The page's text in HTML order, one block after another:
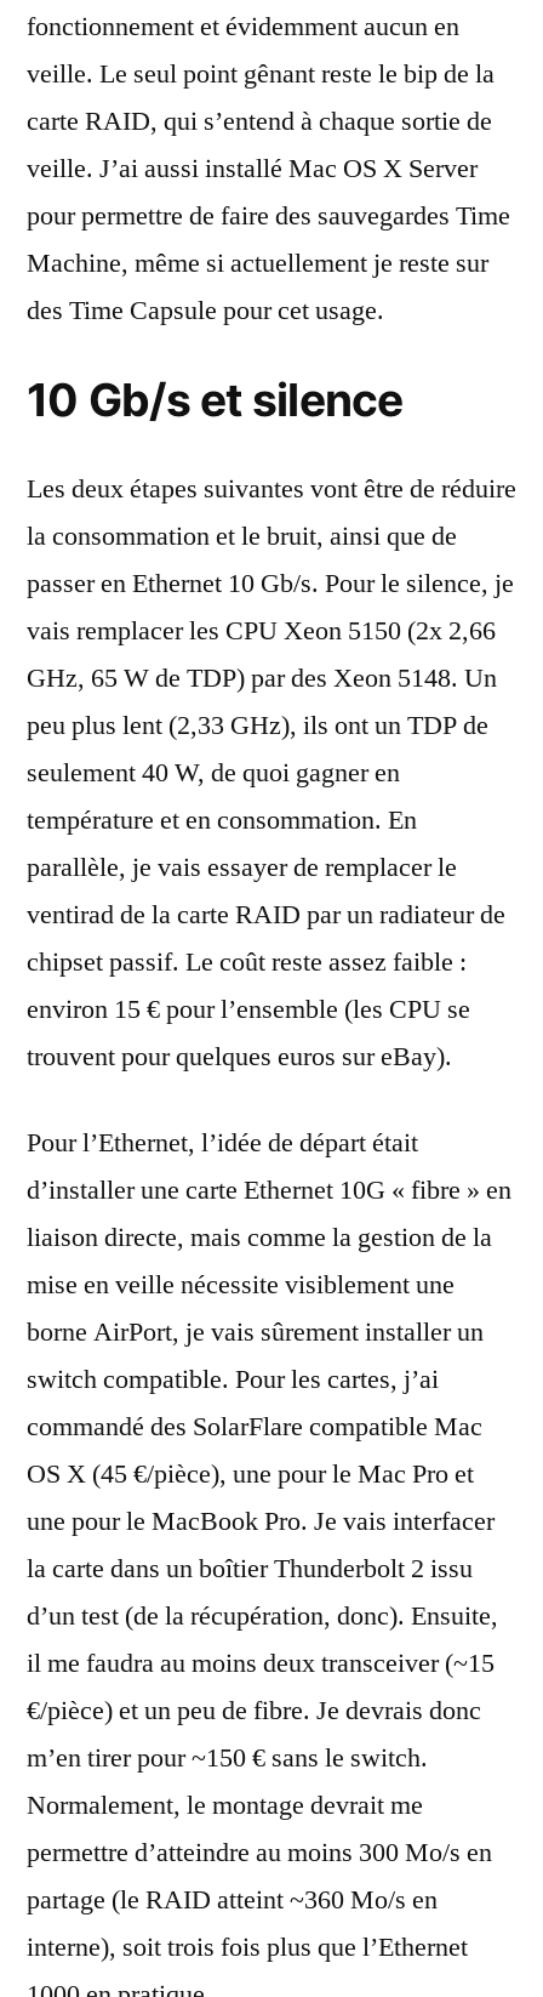
fonctionnement et évidemment aucun en
veille. Le seul point gênant reste le bip de la
carte RAID, qui s’entend à chaque sortie de
veille. J’ai aussi installé Mac OS X Server
pour permettre de faire des sauvegardes Time
Machine, même si actuellement je reste sur
des Time Capsule pour cet usage.
10 Gb/s et silence
Les deux étapes suivantes vont être de réduire
la consommation et le bruit, ainsi que de
passer en Ethernet 10 Gb/s. Pour le silence, je
vais remplacer les CPU Xeon 5150 (2x 2,66
GHz, 65 W de TDP) par des Xeon 5148. Un
peu plus lent (2,33 GHz), ils ont un TDP de
seulement 40 W, de quoi gagner en
température et en consommation. En
parallèle, je vais essayer de remplacer le
ventirad de la carte RAID par un radiateur de
chipset passif. Le coût reste assez faible :
environ 15 € pour l’ensemble (les CPU se
trouvent pour quelques euros sur eBay).
Pour l’Ethernet, l’idée de départ était
d’installer une carte Ethernet 10G « fibre » en
liaison directe, mais comme la gestion de la
mise en veille nécessite visiblement une
borne AirPort, je vais sûrement installer un
switch compatible. Pour les cartes, j’ai
commandé des SolarFlare compatible Mac
OS X (45 €/pièce), une pour le Mac Pro et
une pour le MacBook Pro. Je vais interfacer
la carte dans un boîtier Thunderbolt 2 issu
d’un test (de la récupération, donc). Ensuite,
il me faudra au moins deux transceiver (~15
€/pièce) et un peu de fibre. Je devrais donc
m’en tirer pour ~150 € sans le switch.
Normalement, le montage devrait me
permettre d’atteindre au moins 300 Mo/s en
partage (le RAID atteint ~360 Mo/s en
interne), soit trois fois plus que l’Ethernet